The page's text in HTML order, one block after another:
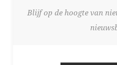
Blijf op de hoogte van